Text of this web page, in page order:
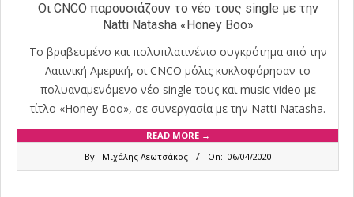
Οι CNCO παρουσιάζουν το νέο τους single με την
Natti Natasha «Honey Boo»
Το βραβευμένο και πολυπλατινένιο συγκρότημα από την
Λατινική Αμερική, οι CNCO μόλις κυκλοφόρησαν το
πολυαναμενόμενο νέο single τους και music video με
τίτλο «Honey Boo», σε συνεργασία με την Natti Natasha.
READ MORE →
By: Μιχάλης Λεωτσάκος On: 06/04/2020